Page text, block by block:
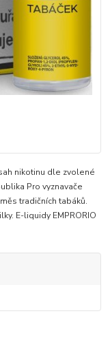
nikotinu dle zvolené
Pro vyznavače
tradičních tabáků.
E-liquidy EMPRORIO